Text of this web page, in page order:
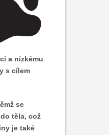
a nízkému
s cílem
se
těla, což
je také